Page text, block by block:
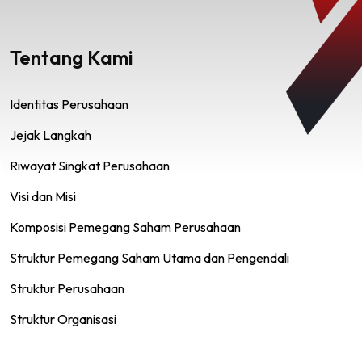
Tentang Kami
Identitas Perusahaan
Jejak Langkah
Riwayat Singkat Perusahaan
Visi dan Misi
Komposisi Pemegang Saham Perusahaan
Struktur Pemegang Saham Utama dan Pengendali
Struktur Perusahaan
Struktur Organisasi